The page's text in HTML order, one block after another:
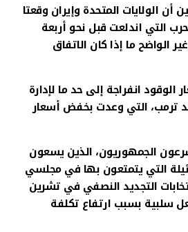
أن الولايات المتحدة وإيران وقعتا
التي اندلعت قبل نحو أربعة
الواضح ما إذا كان الاتفاق
انفراجة إلى حد ما لإدارة
ترمب، التي وعدت بخفض أسعار
الجمهوريون، الذين يسعون
التي يتمتعون بها في مجلسي
التجديد النصفي في تشرين
سلبية بسبب ارتفاع تكلفة